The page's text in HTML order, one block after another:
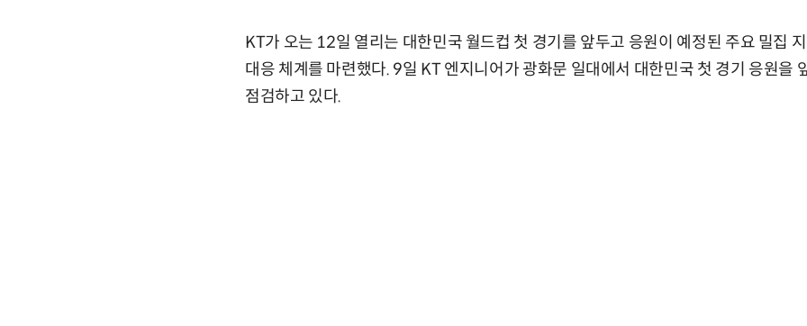
KT가 오는 12일 열리는 대한민국 월드컵 첫 경기를 앞두고 응원이 예정된 주요 밀집
대응 체계를 마련했다. 9일 KT 엔지니어가 광화문 일대에서 대한민국 첫 경기 응원을
점검하고 있다.